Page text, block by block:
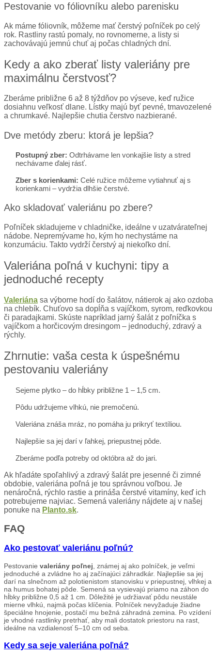
Pestovanie vo fóliovníku alebo parenisku
Ak máme fóliovník, môžeme mať čerstvý poľníček po celý
rok. Rastliny rastú pomaly, no rovnomerne, a listy si
zachovávajú jemnú chuť aj počas chladných dní.
Kedy a ako zberať listy valeriány pre
maximálnu čerstvosť?
Zberáme približne 6 až 8 týždňov po výseve, keď ružice
dosiahnu veľkosť dlane. Lístky majú byť pevné, tmavozelené
a chrumkavé. Najlepšie chutia čerstvo nazbierané.
Dve metódy zberu: ktorá je lepšia?
Postupný zber: Odtrhávame len vonkajšie listy a stred
nechávame ďalej rásť.
Zber s korienkami: Celé ružice môžeme vytiahnuť aj s
korienkami – vydržia dlhšie čerstvé.
Ako skladovať valeriánu po zbere?
Poľníček skladujeme v chladničke, ideálne v uzatvárateľnej
nádobe. Nepremývame ho, kým ho nechystáme na
konzumáciu. Takto vydrží čerstvý aj niekoľko dní.
Valeriána poľná v kuchyni: tipy a
jednoduché recepty
Valeriána sa výborne hodí do šalátov, nátierok aj ako ozdoba
na chlebík. Chuťovo sa dopĺňa s vajíčkom, syrom, reďkovkou
či paradajkami. Skúste napríklad jarný šalát z poľníčka s
vajíčkom a horčicovým dresingom – jednoduchý, zdravý a
rýchly.
Zhrnutie: vaša cesta k úspešnému
pestovaniu valeriány
Sejeme plytko – do hĺbky približne 1 – 1,5 cm.
Pôdu udržujeme vlhkú, nie premočenú.
Valeriána znáša mráz, no pomáha ju prikryť textíliou.
Najlepšie sa jej darí v ľahkej, priepustnej pôde.
Zberáme podľa potreby od októbra až do jari.
Ak hľadáte spoľahlivý a zdravý šalát pre jesenné či zimné
obdobie, valeriána poľná je tou správnou voľbou. Je
nenáročná, rýchlo rastie a prináša čerstvé vitamíny, keď ich
potrebujeme najviac. Semená valeriány nájdete aj v našej
ponuke na Planto.sk.
FAQ
Ako pestovať valeriánu poľnú?
Pestovanie valeriány poľnej, známej aj ako polníček, je veľmi
jednoduché a zvládne ho aj začínajúci záhradkár. Najlepšie sa jej
darí na slnečnom až polotienistom stanovisku v priepustnej, vlhkej a
na humus bohatej pôde. Semená sa vysievajú priamo na záhon do
hĺbky približne 0,5 až 1 cm. Dôležité je udržiavať pôdu neustále
mierne vlhkú, najmä počas klíčenia. Polníček nevyžaduje žiadne
špeciálne hnojenie, postačí mu bežná záhradná zemina. Po vzídení
je vhodné rastlinky pretrhať, aby mali dostatok priestoru na rast,
ideálne na vzdialenosť 5–10 cm od seba.
Kedy sa seje valeriána poľná?